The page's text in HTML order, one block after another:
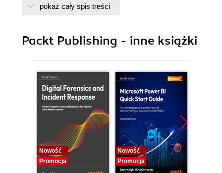
7. SCALING MICROSERVICES WITH SPRING
MICROSERVICES
10. SCALING DOCKERIZED MICROSERVICES
WITH MESOS AND MARATHON
11. THE MICROSERVICES DEVELOPMENT
pokaż cały spis treści
Packt Publishing - inne książki
Nowość
Promocja
Nowość
Promocja